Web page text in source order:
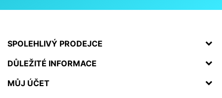
SPOLEHLIVÝ PRODEJCE
DŮLEŽITÉ INFORMACE
MŮJ ÚČET